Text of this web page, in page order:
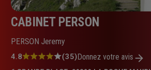
CABINET PERSON
PERSON Jeremy
Note
4.8 (35)Donnez votre avis